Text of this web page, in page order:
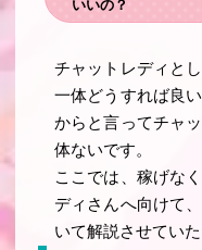
いいの？
チャットレディと
一体どうすれば良
からと言ってチャ
体ないです。
ここでは、稼げな
ディさんへ向けて
いて解説させていた